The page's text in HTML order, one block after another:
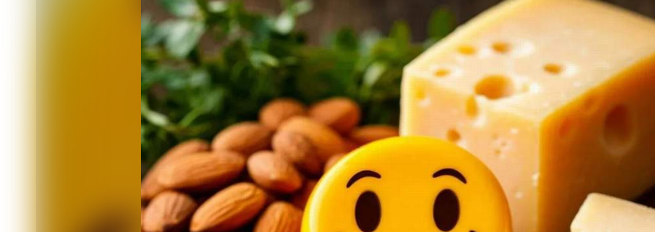
Лучшие друзья зубов - фтор и кальций. Источники фтора: рыба (скумбрия, минтай, треска,
лосось, камбала и другие), грецкие орехи, хлеб из муки грубого помола, чай. Источники
кальция: миндаль, фасоль и соя, кунжут, изюм, курага и другие сухофрукты, зеленые овощи
(капуста, салат, особенно укроп, петрушка, щавель).
Самый известный источник кальция - молочные продукты, самым полезным является сыр,
особенно его твёрдые сорта. Они богаты казеином и фосфатами, которые восстанавливают
зубную эмаль.
Зубам также нужно железо, а также витамин B12, недостаток которого может вызвать
утончение слоя слизистой, приводящее к появлению язв и воспалению языка. Источником
железа и витамина B12 служит мясо.
Витамин С, которым богаты апельсины и болгарский перец, стимулирует обменные
процессы. Недостаток витамина С – всем известная цинга, при которой кровоточат десны и